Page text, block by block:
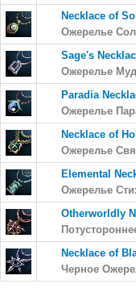
Necklace of
Ожерелье
Sage's
Ожерелье
Paradia
Ожерелье
Necklace of
Ожерелье
Elemental
Ожерелье
Otherworldly
Necklace of
Черное